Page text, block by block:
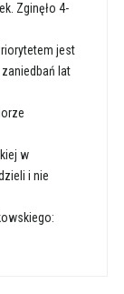
Zginęło 4-
jest
lat
w
i nie